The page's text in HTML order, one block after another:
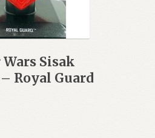
Sisak
Royal Guard